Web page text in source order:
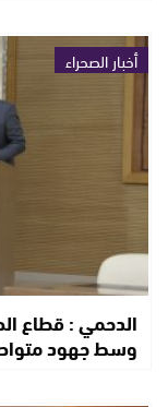
أخبار الصحراء
الدحمي : قطاع
وسط جهود